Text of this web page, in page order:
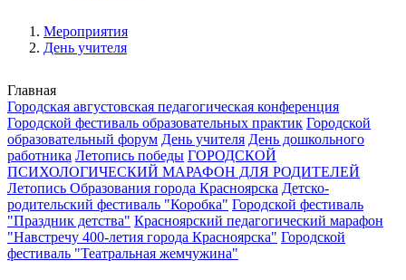
Мероприятия
День учителя
Главная
Городская августовская педагогическая конференция
Городской фестиваль образовательных практик Городской
образовательный форум День учителя День дошкольного
работника Летопись победы ГОРОДСКОЙ
ПСИХОЛОГИЧЕСКИЙ МАРАФОН ДЛЯ РОДИТЕЛЕЙ
Летопись Образования города Красноярска Детско-
родительский фестиваль "Коробка" Городской фестиваль
"Праздник детства" Красноярский педагогический марафон
"Навстречу 400-летия города Красноярска" Городской
фестиваль "Театральная жемчужина"